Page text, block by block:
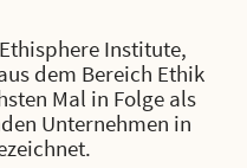
Institute,
dem Bereich Ethik
Mal in Folge als
Unternehmen in